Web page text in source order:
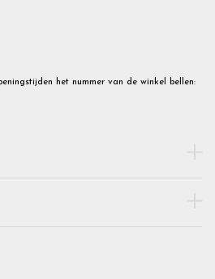
het nummer van de winkel bellen: